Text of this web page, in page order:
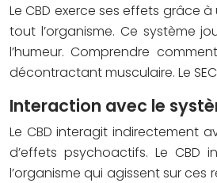
Le CBD exerce ses effets grâce
tout l’organisme. Ce système
l’humeur. Comprendre
décontractant musculaire. Le
Interaction avec le
Le CBD interagit indirectement
d’effets psychoactifs. Le
l’organisme qui agissent sur